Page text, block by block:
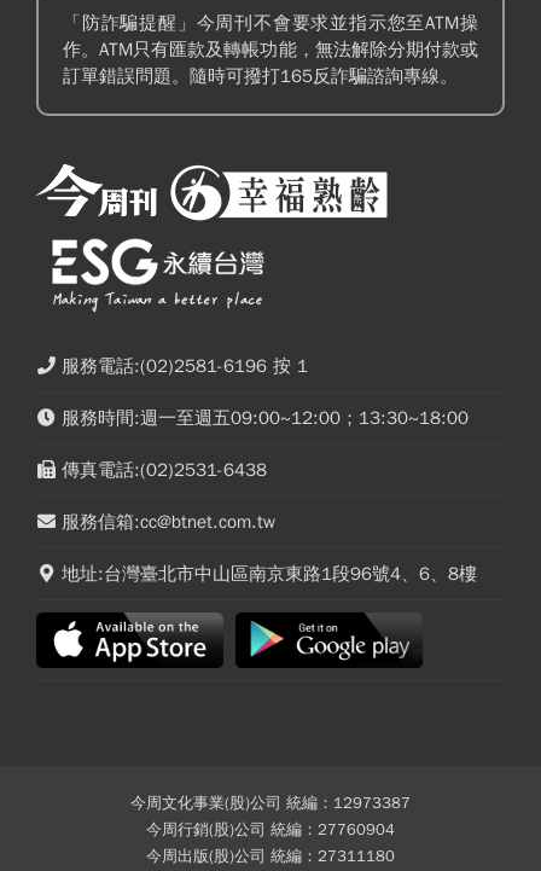
「防詐騙提醒」今周刊不會要求並指示您至ATM操
作。ATM只有匯款及轉帳功能，無法解除分期付款或
訂單錯誤問題。隨時可撥打165反詐騙諮詢專線。
服務電話:(02)2581-6196 按 1
服務時間:週一至週五09:00~12:00；13:30~18:00
傳真電話:(02)2531-6438
服務信箱:cc@btnet.com.tw
地址:台灣臺北市中山區南京東路1段96號4、6、8樓
今周文化事業(股)公司 統編：12973387
今周行銷(股)公司 統編：27760904
今周出版(股)公司 統編：27311180